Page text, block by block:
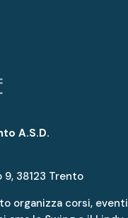
A.S.D.
9, 38123 Trento
organizza corsi, eventi